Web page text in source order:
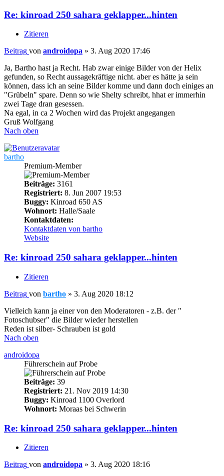
Re: kinroad 250 sahara geklapper...hinten
Zitieren
Beitrag von androidopa » 3. Aug 2020 17:46
Ja, Bartho hast ja Recht. Hab zwar einige Bilder von der Helix
gefunden, so Recht aussagekräftige nicht. aber es hätte ja sein
können, dass ich an seine Bilder komme und dann doch einiges an
"Grübeln" spare. Denn so wie Shelty schreibt, hhat er immerhin
zwei Tage dran gesessen.
Na egal, in ca 2 Wochen wird das Projekt angegangen
Gruß Wolfgang
Nach oben
bartho
Premium-Member
Beiträge: 3161
Registriert: 8. Jun 2007 19:53
Buggy: Kinroad 650 AS
Wohnort: Halle/Saale
Kontaktdaten:
Kontaktdaten von bartho
Website
Re: kinroad 250 sahara geklapper...hinten
Zitieren
Beitrag von bartho » 3. Aug 2020 18:12
Vielleich kann ja einer von den Moderatoren - z.B. der "
Fotoschubser" die Bilder wieder herstellen
Reden ist silber- Schrauben ist gold
Nach oben
androidopa
Führerschein auf Probe
Beiträge: 39
Registriert: 21. Nov 2019 14:30
Buggy: Kinroad 1100 Overlord
Wohnort: Moraas bei Schwerin
Re: kinroad 250 sahara geklapper...hinten
Zitieren
Beitrag von androidopa » 3. Aug 2020 18:16